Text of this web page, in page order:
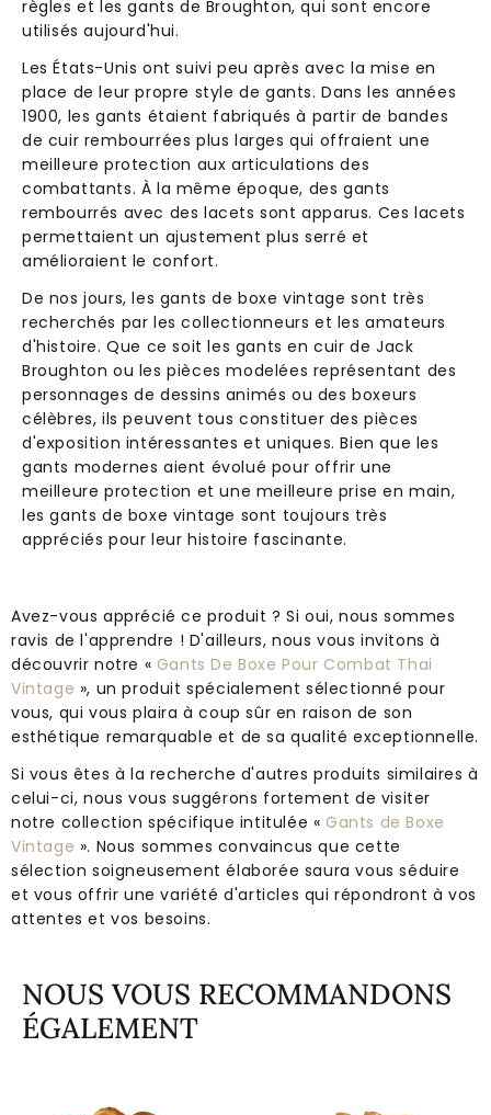
règles et les gants de Broughton, qui sont encore
utilisés aujourd'hui.
Les États-Unis ont suivi peu après avec la mise en
place de leur propre style de gants. Dans les années
1900, les gants étaient fabriqués à partir de bandes
de cuir rembourrées plus larges qui offraient une
meilleure protection aux articulations des
combattants. À la même époque, des gants
rembourrés avec des lacets sont apparus. Ces lacets
permettaient un ajustement plus serré et
amélioraient le confort.
De nos jours, les gants de boxe vintage sont très
recherchés par les collectionneurs et les amateurs
d'histoire. Que ce soit les gants en cuir de Jack
Broughton ou les pièces modelées représentant des
personnages de dessins animés ou des boxeurs
célèbres, ils peuvent tous constituer des pièces
d'exposition intéressantes et uniques. Bien que les
gants modernes aient évolué pour offrir une
meilleure protection et une meilleure prise en main,
les gants de boxe vintage sont toujours très
appréciés pour leur histoire fascinante.
Avez-vous apprécié ce produit ? Si oui, nous sommes
ravis de l'apprendre ! D'ailleurs, nous vous invitons à
découvrir notre « Gants De Boxe Pour Combat Thai
Vintage », un produit spécialement sélectionné pour
vous, qui vous plaira à coup sûr en raison de son
esthétique remarquable et de sa qualité exceptionnelle.
Si vous êtes à la recherche d'autres produits similaires à
celui-ci, nous vous suggérons fortement de visiter
notre collection spécifique intitulée « Gants de Boxe
Vintage ». Nous sommes convaincus que cette
sélection soigneusement élaborée saura vous séduire
et vous offrir une variété d'articles qui répondront à vos
attentes et vos besoins.
NOUS VOUS RECOMMANDONS
ÉGALEMENT